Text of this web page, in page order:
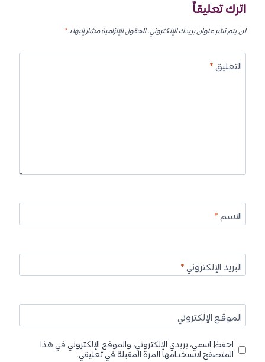
اترك تعليقاً
لن يتم نشر عنوان بريدك الإلكتروني.الحقول الإلزامية مشار إليها بـ*
التعليق*
الاسم*
البريد الإلكتروني*
الموقع الإلكتروني
احفظ اسمي، بريدي الإلكتروني، والموقع الإلكتروني في هذا
المتصفح لاستخدامها المرة المقبلة في تعليقي.